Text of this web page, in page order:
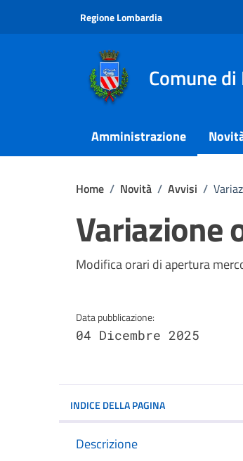
Regione Lombardia
Comune
Amministrazione
Home / Novità / Avvisi /
Variazione
Dettagli
Modifica orari di apertura
Data pubblicazione:
04 Dicembre 2025
INDICE DELLA PAGINA
Descrizione